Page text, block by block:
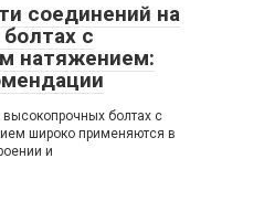
соединений на
с
натяжением:
болтах с
широко применяются в
и